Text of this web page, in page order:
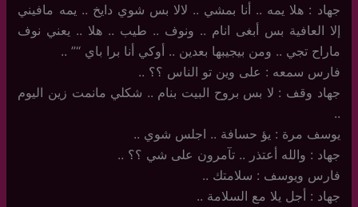
جهاد : هلا يمه .. أنا بمشي .. لالا بس شوي دايخ .. يمه مافيني
إلا العافية بس أبغى انام .. ونوف .. طيب .. هلا .. يعني نوف
ماراح تجي .. ومن بيجيبها بعدين .. أوكي أنا برا باي “” ..
فارس سمعه : على وين تو الناس ؟؟ ..
جهاد وقف : لا بس بروح البيت بنام .. شكلي مانمت زين اليوم
..
يوسف مرة : يؤ حسافة .. اجلس شوي ..
جهاد : والله أعتذر .. تآمرون على شي ؟؟ ..
فارس ويوسف : سلامتك ..
جهاد : أجل يلا مع السلامة ..